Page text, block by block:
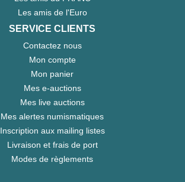
Les amis de l'Euro
SERVICE CLIENTS
Contactez nous
Mon compte
Mon panier
Mes e-auctions
Mes live auctions
Mes alertes numismatiques
Inscription aux mailing listes
Livraison et frais de port
Modes de règlements